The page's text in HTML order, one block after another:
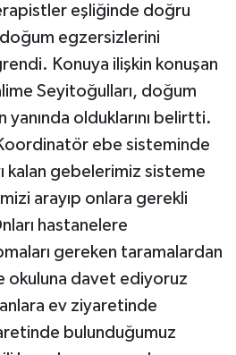
eşliğinde doğru
egzersizlerini
Konuya ilişkin konuşan
Seyitoğulları, doğum
yanında olduklarını belirtti.
ebe sisteminde
kalan gebelerimiz sisteme
arayıp onlara gerekli
hastanelere
gereken taramalardan
okuluna davet ediyoruz
ev ziyaretinde
bulunduğumuz